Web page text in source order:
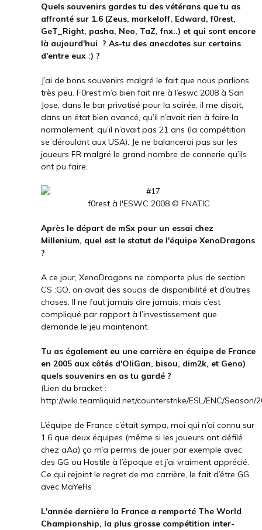
Quels souvenirs gardes tu des vétérans que tu as
affronté sur 1.6 (Zeus, markeloff, Edward, f0rest,
GeT_Right, pasha, Neo, TaZ, fnx..) et qui sont encore
là aujourd'hui ? As-tu des anecdotes sur certains
d'entre eux :) ?
J’ai de bons souvenirs malgré le fait que nous parlions
très peu. F0rest m’a bien fait rire à l’eswc 2008 à San
Jose, dans le bar privatisé pour la soirée, il me disait,
dans un état bien avancé, qu’il n’avait rien à faire la
normalement, qu’il n’avait pas 21 ans (la compétition
se déroulant aux USA). Je ne balancerai pas sur les
joueurs FR malgré le grand nombre de connerie qu’ils
ont pu faire.
f0rest à l'ESWC 2008 © FNATIC
Après le départ de mSx pour un essai chez
Millenium, quel est le statut de l'équipe XenoDragons
?
A ce jour, XenoDragons ne comporte plus de section
CS :GO, on avait des soucis de disponibilité et d’autres
choses. Il ne faut jamais dire jamais, mais c’est
compliqué par rapport à l’investissement que
demande le jeu maintenant.
Tu as également eu une carrière en équipe de France
en 2005 aux côtés d'OliGan, bisou, dim2k, et Geno)
quels souvenirs en as tu gardé ?
(Lien du bracket :
http://wiki.teamliquid.net/counterstrike/ESL/ENC/Season/
L’équipe de France c’était sympa, moi qui n’ai connu sur
1.6 que deux équipes (même si les joueurs ont défilé
chez aAa) ça m’a permis de jouer par exemple avec
des GG ou Hostile à l’époque et j’ai vraiment apprécié.
Ce qui rejoint le regret de ma carrière, le fait d’être GG
avec MaYeRs .
L'année dernière la France a remporté The World
Championship, la plus grosse compétition inter-